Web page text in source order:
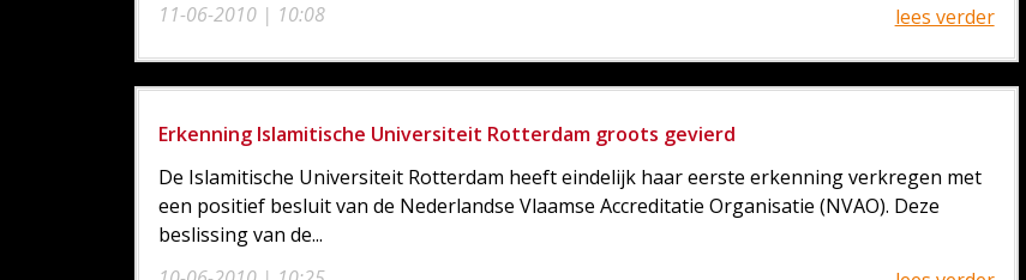
11-06-2010 | 10:08
lees verder
Erkenning Islamitische Universiteit Rotterdam groots gevierd
De Islamitische Universiteit Rotterdam heeft eindelijk haar eerste erkenning verkregen met
een positief besluit van de Nederlandse Vlaamse Accreditatie Organisatie (NVAO). Deze
beslissing van de...